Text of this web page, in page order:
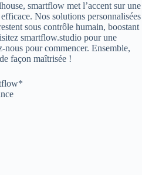
smartflow met l’accent sur une
Nos solutions personnalisées
sous contrôle humain, boostant
smartflow.studio pour une
pour commencer. Ensemble,
façon maîtrisée !